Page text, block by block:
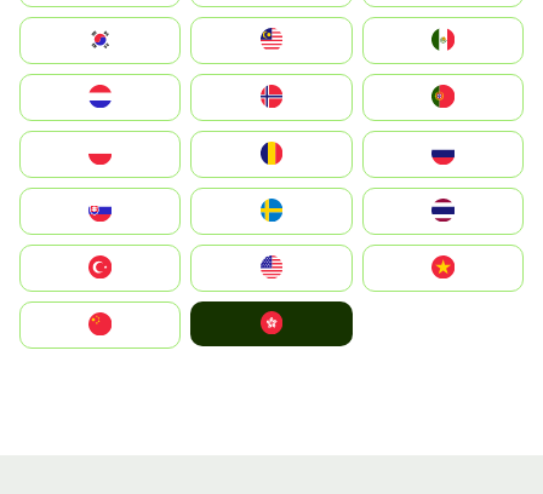
South Korea
United States
中國香港特別行政區